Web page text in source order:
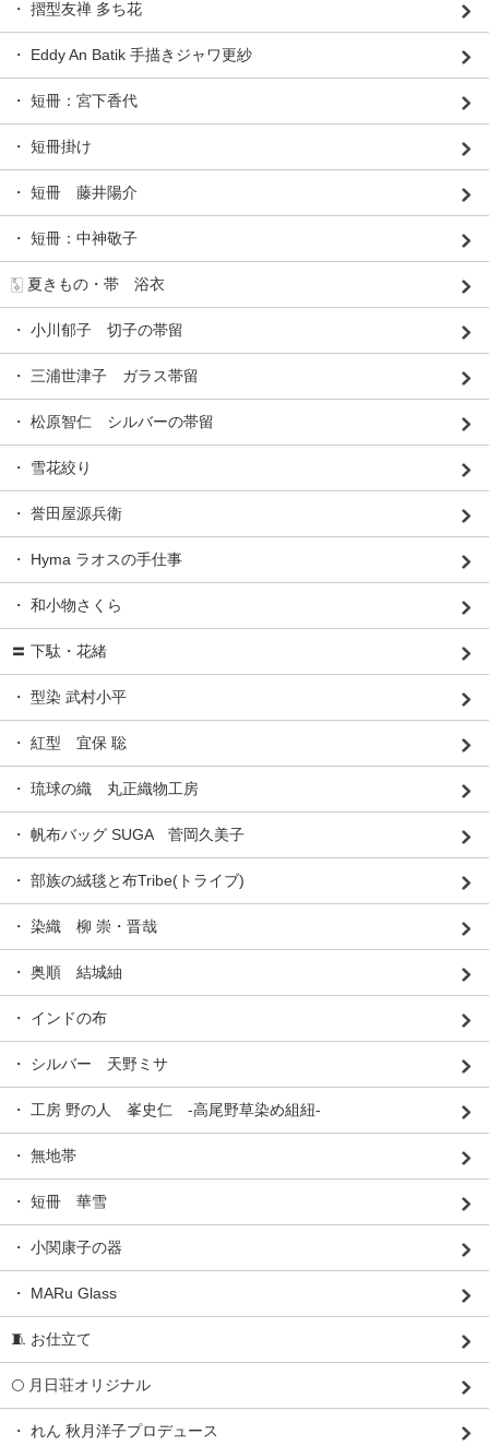
・ 摺型友禅 多ち花
・ Eddy An Batik 手描きジャワ更紗
・ 短冊：宮下香代
・ 短冊掛け
・ 短冊 藤井陽介
・ 短冊：中神敬子
🀧 夏きもの・帯 浴衣
・ 小川郁子 切子の帯留
・ 三浦世津子 ガラス帯留
・ 松原智仁 シルバーの帯留
・ 雪花絞り
・ 誉田屋源兵衛
・ Hyma ラオスの手仕事
・ 和小物さくら
〓 下駄・花緒
・ 型染 武村小平
・ 紅型 宜保 聡
・ 琉球の織 丸正織物工房
・ 帆布バッグ SUGA 菅岡久美子
・ 部族の絨毯と布Tribe(トライブ)
・ 染織 柳 崇・晋哉
・ 奥順 結城紬
・ インドの布
・ シルバー 天野ミサ
・ 工房 野の人 峯史仁 -高尾野草染め組紐-
・ 無地帯
・ 短冊 華雪
・ 小関康子の器
・ MARu Glass
🧵 お仕立て
🌕 月日荘オリジナル
・ れん 秋月洋子プロデュース